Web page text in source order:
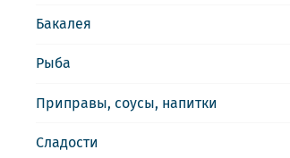
Бакалея
Рыба
Приправы, соусы, напитки
Сладости